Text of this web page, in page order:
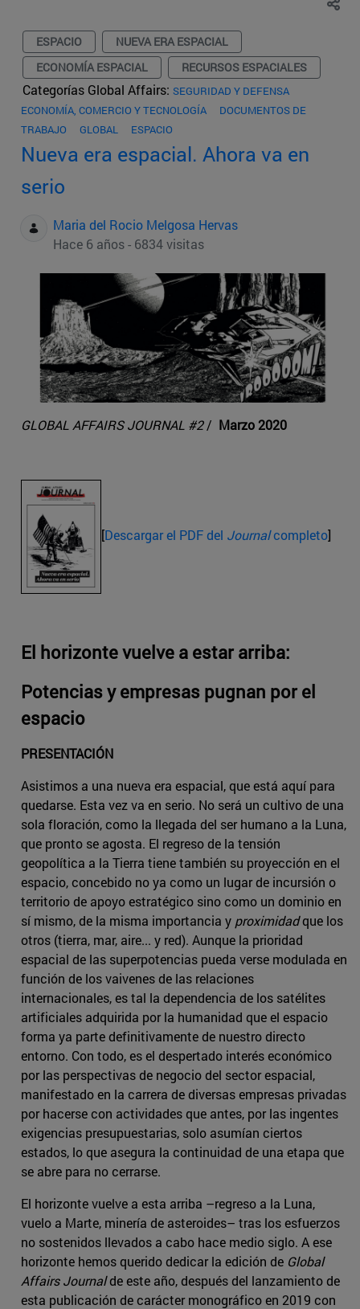
ESPACIO
NUEVA ERA ESPACIAL
ECONOMÍA ESPACIAL
RECURSOS ESPACIALES
Categorías Global Affairs: SEGURIDAD Y DEFENSA
ECONOMÍA, COMERCIO Y TECNOLOGÍA
DOCUMENTOS DE
TRABAJO
GLOBAL ESPACIO
Nueva era espacial. Ahora va en
serio
Maria del Rocio Melgosa Hervas
Hace 6 años - 6834 visitas
GLOBAL AFFAIRS JOURNAL #2 / Marzo 2020
[Descargar el PDF del Journalcompleto]
El horizonte vuelve a estar arriba:
Potencias y empresas pugnan por el
espacio
PRESENTACIÓN
Asistimos a una nueva era espacial, que está aquí para
quedarse. Esta vez va en serio. No será un cultivo de una
sola floración, como la llegada del ser humano a la Luna,
que pronto se agosta. El regreso de la tensión
geopolítica a la Tierra tiene también su proyección en el
espacio, concebido no ya como un lugar de incursión o
territorio de apoyo estratégico sino como un dominio en
sí mismo, de la misma importancia y proximidadque los
otros (tierra, mar, aire... y red). Aunque la prioridad
espacial de las superpotencias pueda verse modulada en
función de los vaivenes de las relaciones
internacionales, es tal la dependencia de los satélites
artificiales adquirida por la humanidad que el espacio
forma ya parte definitivamente de nuestro directo
entorno. Con todo, es el despertado interés económico
por las perspectivas de negocio del sector espacial,
manifestado en la carrera de diversas empresas privadas
por hacerse con actividades que antes, por las ingentes
exigencias presupuestarias, solo asumían ciertos
estados, lo que asegura la continuidad de una etapa que
se abre para no cerrarse.
El horizonte vuelve a esta arriba –regreso a la Luna,
vuelo a Marte, minería de asteroides– tras los esfuerzos
no sostenidos llevados a cabo hace medio siglo. A ese
horizonte hemos querido dedicar la edición de Global
Affairs Journalde este año, después del lanzamiento de
esta publicación de carácter monográfico en 2019 con